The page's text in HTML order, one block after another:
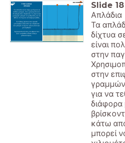
ΤΥΠΟΙ ΑΛΙΕΙΑΣ
ΑΠΛΑΔΙΑ
Τα απλάδια είναι τείχη με δίχτυα σε
ευθεία γραμμή, που χρησιμοποιούν
πλωτήρες στην επιφάνεια, το μήκος των
γραμμών μπορεί να ρυθμιστεί για να
τεθούν τα δίχτυα σε διάφορα βάθη.
Συνήθως, βρίσκονται αρκετά
χιλιόμετρα κάτω από την επιφάνεια
και μπορεί να έχουν μήκος πολλών
χιλιομέτρων.
Χρησιμοποιούνται για ψάρια που
ζουν σε βαθιά ύδατα όπως ο
μπακαλιάρος.
Slide 18
Απλάδια
Τα
δίχτυα
είναι
στην
στην
γραμμών
για να
διάφορα
κάτω
μπορεί